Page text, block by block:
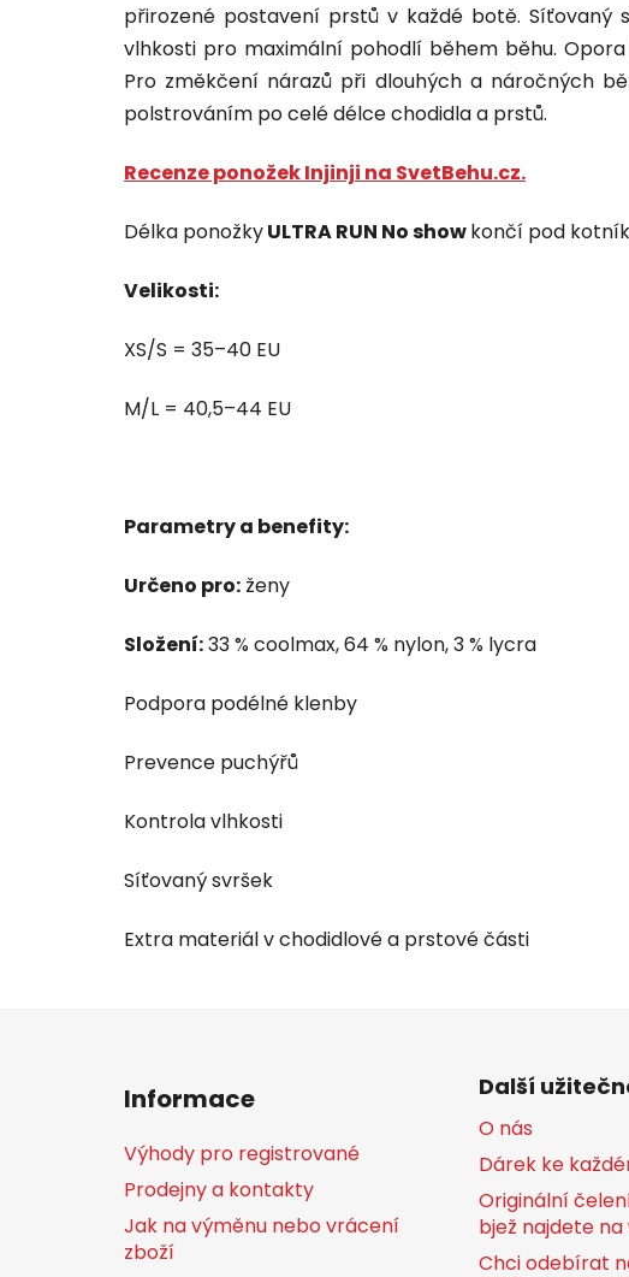
přirozené postavení prstů v každé botě. Síťovaný
vlhkosti pro maximální pohodlí během běhu.
Pro změkčení nárazů při dlouhých a náročných
polstrováním po celé délce chodidla a prstů.
Recenze ponožek Injinji na SvetBehu.cz.
Délka ponožkyULTRA RUN No showkončí pod
Velikosti:
XS/S = 35–40 EU
M/L = 40,5–44 EU
Parametry a benefity:
Určeno pro: ženy
Složení:33 % coolmax, 64 % nylon, 3 % lycra
Podpora podélné klenby
Prevence puchýřů
Kontrola vlhkosti
Síťovaný svršek
Extra materiál v chodidlové a prstové části
Informace
Výhody pro registrované
Prodejny a kontakty
Jak na výměnu nebo vrácení
zboží
Další
O nás
Dárek ke
Originální
bjež najdete na
Chci odebírat